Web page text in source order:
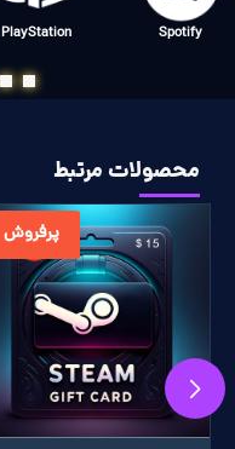
Spotify
PlayStation
محصولات مرتبط
پرفروش